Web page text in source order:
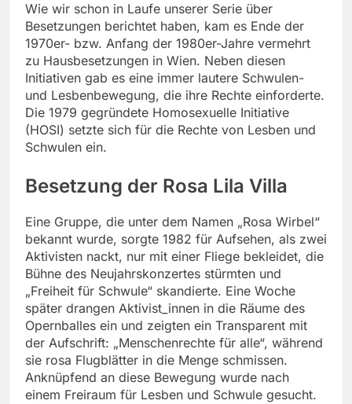
Wie wir schon in Laufe unserer Serie über
Besetzungen berichtet haben, kam es Ende der
1970er- bzw. Anfang der 1980er-Jahre vermehrt
zu Hausbesetzungen in Wien. Neben diesen
Initiativen gab es eine immer lautere Schwulen-
und Lesbenbewegung, die ihre Rechte einforderte.
Die 1979 gegründete Homosexuelle Initiative
(HOSI) setzte sich für die Rechte von Lesben und
Schwulen ein.
Besetzung der Rosa Lila Villa
Eine Gruppe, die unter dem Namen „Rosa Wirbel“
bekannt wurde, sorgte 1982 für Aufsehen, als zwei
Aktivisten nackt, nur mit einer Fliege bekleidet, die
Bühne des Neujahrskonzertes stürmten und
„Freiheit für Schwule“ skandierte. Eine Woche
später drangen Aktivist_innen in die Räume des
Opernballes ein und zeigten ein Transparent mit
der Aufschrift: „Menschenrechte für alle“, während
sie rosa Flugblätter in die Menge schmissen.
Anknüpfend an diese Bewegung wurde nach
einem Freiraum für Lesben und Schwule gesucht.